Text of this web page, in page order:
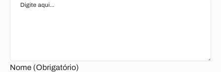
Nome (Obrigatório)